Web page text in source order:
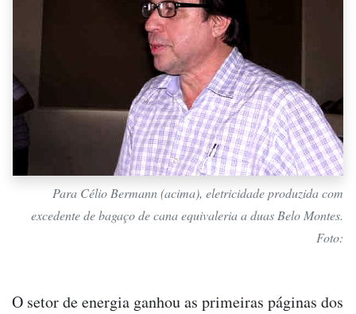
Para Célio Bermann (acima), eletricidade produzida com
excedente de bagaço de cana equivaleria a duas Belo Montes.
Foto:
O setor de energia ganhou as primeiras páginas dos